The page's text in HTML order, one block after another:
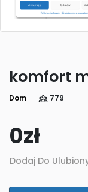
komfort
Dom 779
0zł
Dodaj Do